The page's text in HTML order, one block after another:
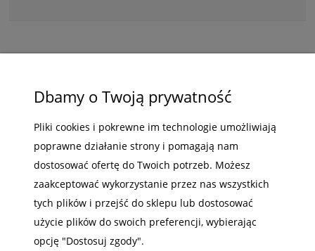
ZAKUPY
POMOC
MOJE KONTO
INFORMACJE
Dbamy o Twoją prywatność
Pliki cookies i pokrewne im technologie umożliwiają
poprawne działanie strony i pomagają nam
dostosować ofertę do Twoich potrzeb. Możesz
zaakceptować wykorzystanie przez nas wszystkich
tych plików i przejść do sklepu lub dostosować
użycie plików do swoich preferencji, wybierając
opcję "Dostosuj zgody".